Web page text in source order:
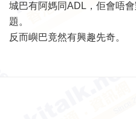
城巴有阿媽同ADL，佢會唔
題。
反而嶼巴竟然有興趣先奇。